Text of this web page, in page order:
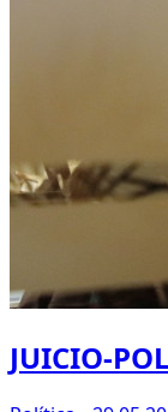
JUICIO-